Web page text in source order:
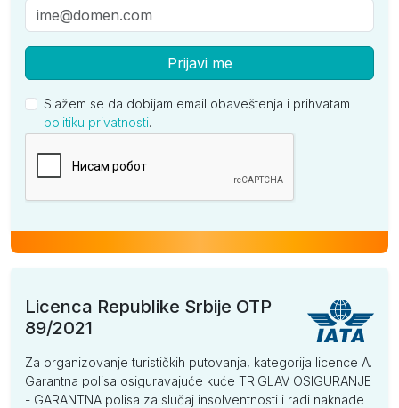
Prijavi me
Slažem se da dobijam email obaveštenja i prihvatam
politiku privatnosti.
Licenca Republike Srbije OTP
89/2021
Za organizovanje turističkih putovanja, kategorija licence A.
Garantna polisa osiguravajuće kuće TRIGLAV OSIGURANJE
- GARANTNA polisa za slučaj insolventnosti i radi naknade